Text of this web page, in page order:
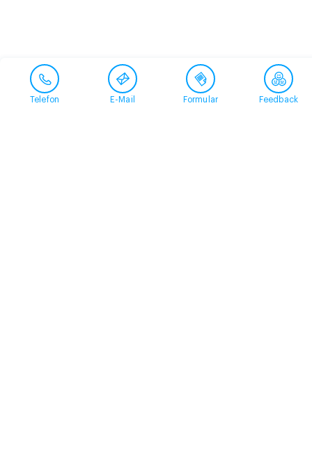
Telefon E-Mail Formular Feedback